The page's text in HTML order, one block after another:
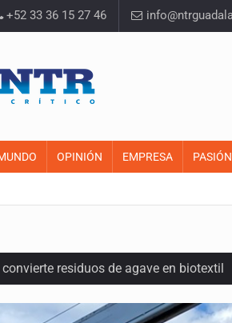
+52 33 36 15 27 46
OPINIÓN EMPRESA PASIÓN
convierte residuos de agave en biotextil
Patio